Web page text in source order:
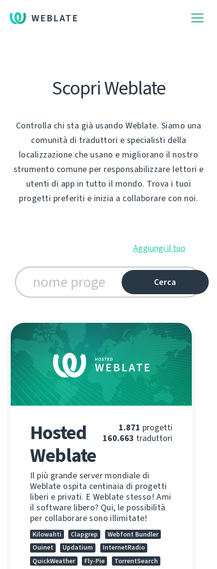
WEBLATE
Scopri Weblate
Controlla chi sta già usando Weblate. Siamo una
comunità di traduttori e specialisti della
localizzazione che usano e migliorano il nostro
strumento comune per responsabilizzare lettori e
utenti di app in tutto il mondo. Trova i tuoi
progetti preferiti e inizia a collaborare con noi.
Aggiungi il tuo
1.871 progetti
160.663 traduttori
Hosted
Weblate
Il più grande server mondiale di
Weblate ospita centinaia di progetti
liberi e privati. E Weblate stesso! Ami
il software libero? Qui, le possibilità
per collaborare sono illimitate!
Kilowahti Clapgrep
Webfont Bundler
Ouinet
Updatium
InternetRadio
QuickWeather
Fly-Pie
TorrentSearch